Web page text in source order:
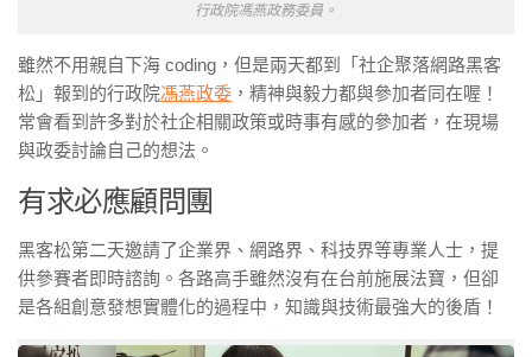
行政院馮燕政務委員。
雖然不用親自下海 coding，但是兩天都到「社企聚落網路黑客
松」報到的行政院馮燕政委 ，精神與毅力都與參加者同在喔！
常會看到許多對於社企相關政策或時事有感的參加者，在現場
與政委討論自己的想法。
有求必應顧問團
黑客松第二天邀請了企業界、網路界、科技界等專業人士，提
供參賽者即時諮詢。各路高手雖然沒有在台前施展法寶，但卻
是各組創意發想實體化的過程中，知識與技術最強大的後盾！